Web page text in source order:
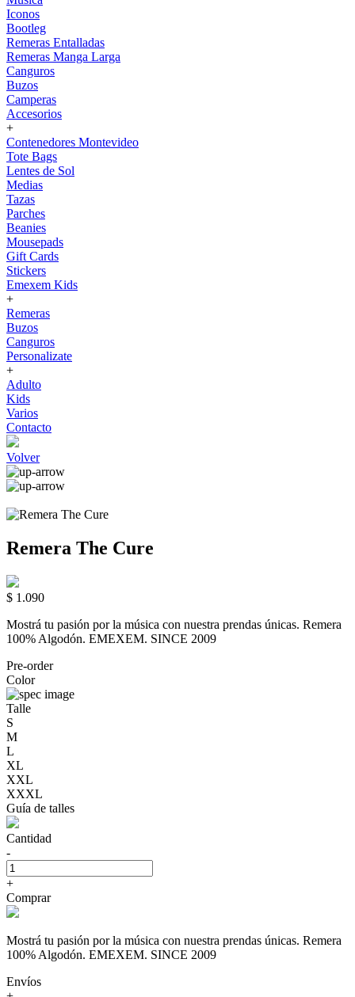
Iconos
Bootleg
Remeras Entalladas
Remeras Manga Larga
Canguros
Buzos
Camperas
Accesorios
+
Contenedores Montevideo
Tote Bags
Lentes de Sol
Medias
Tazas
Parches
Beanies
Mousepads
Gift Cards
Stickers
Emexem Kids
+
Remeras
Buzos
Canguros
Personalizate
+
Adulto
Kids
Varios
Contacto
Volver
Remera The Cure
$ 1.090
Mostrá tu pasión por la música con nuestra prendas únicas. Remera
100% Algodón. EMEXEM. SINCE 2009
Pre-order
Color
Talle
S
M
L
XL
XXL
XXXL
Guía de talles
Cantidad
-
+
Comprar
Mostrá tu pasión por la música con nuestra prendas únicas. Remera
100% Algodón. EMEXEM. SINCE 2009
Envíos